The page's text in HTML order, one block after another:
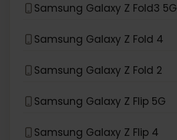
Samsung Galaxy Z Fold3 5G
Samsung Galaxy Z Fold 4
Samsung Galaxy Z Fold 2
Samsung Galaxy Z Flip 5G
Samsung Galaxy Z Flip 4